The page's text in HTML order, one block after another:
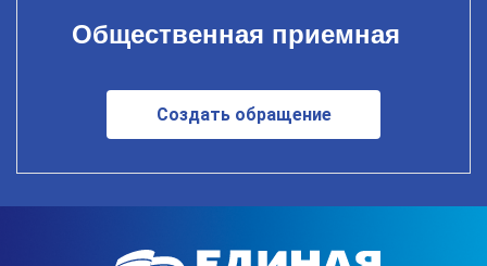
Общественная приемная
Создать обращение